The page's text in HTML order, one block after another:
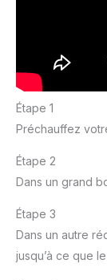
Étape 1
Préchauffez
Étape 2
Dans un grand
Étape 3
Dans un autre
jusqu’à ce que